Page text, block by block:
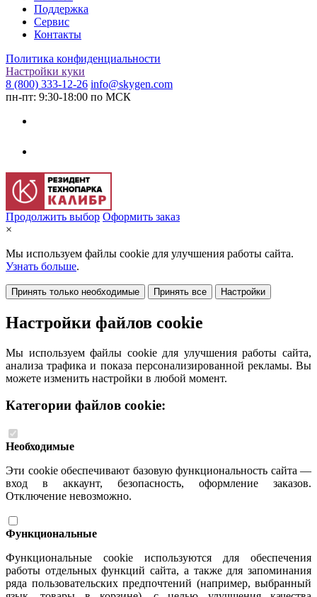
Поддержка
Сервис
Контакты
Политика конфиденциальности
Настройки куки
8 (800) 333-12-26 info@skygen.com
пн-пт: 9:30-18:00 по МСК
Продолжить выбор Оформить заказ
×
Мы используем файлы cookie для улучшения работы сайта.
Узнать больше.
Принять только необходимые Принять все Настройки
Настройки файлов cookie
Мы используем файлы cookie для улучшения работы сайта,
анализа трафика и показа персонализированной рекламы. Вы
можете изменить настройки в любой момент.
Категории файлов cookie:
Необходимые
Эти cookie обеспечивают базовую функциональность сайта —
вход в аккаунт, безопасность, оформление заказов.
Отключение невозможно.
Функциональные
Функциональные cookie используются для обеспечения
работы отдельных функций сайта, а также для запоминания
ряда пользовательских предпочтений (например, выбранный